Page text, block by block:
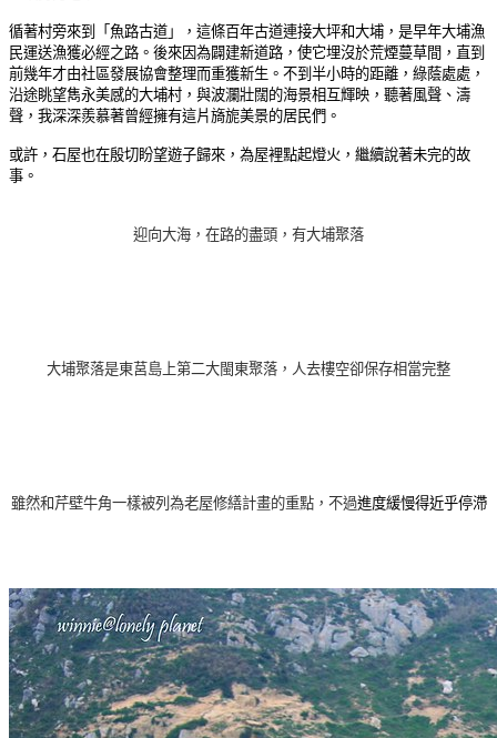
循著村旁來到「魚路古道」，這條百年古道連接大坪和大埔，是早年大埔漁
民運送漁獲必經之路。後來因為闢建新道路，使它埋沒於荒煙蔓草間，直到
前幾年才由社區發展協會整理而重獲新生。不到半小時的距離，綠蔭處處，
沿途眺望雋永美感的大埔村，與波瀾壯闊的海景相互輝映，聽著風聲、濤
聲，我深深羨慕著曾經擁有這片旖旎美景的居民們。
或許，石屋也在殷切盼望遊子歸來，為屋裡點起燈火，繼續說著未完的故
事。
迎向大海，在路的盡頭 ，有大埔聚落
大埔聚落是東莒島上第二大閩東聚落，人去樓空卻保存相當完整
雖然和芹壁牛角一樣被列為老屋修繕計畫的重點，不過進度緩慢得近乎停滯